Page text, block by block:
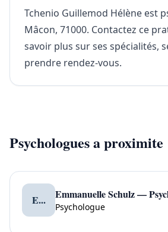
Tchenio Guillemod Hélène est
Mâcon, 71000. Contactez ce
savoir plus sur ses spécialités,
prendre rendez-vous.
Psychologues a proximite
E... Emmanuelle Schulz —
Psychologue